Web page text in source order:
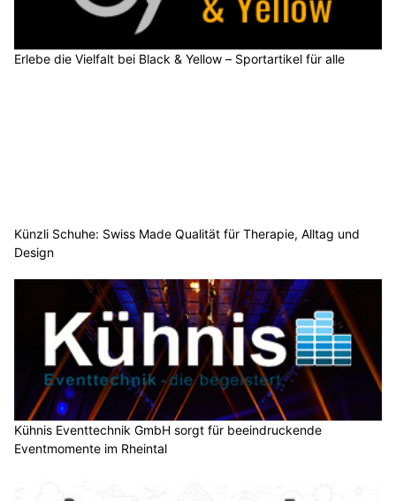
Erlebe die Vielfalt bei Black & Yellow – Sportartikel für alle
Künzli Schuhe: Swiss Made Qualität für Therapie, Alltag und
Design
Kühnis Eventtechnik GmbH sorgt für beeindruckende
Eventmomente im Rheintal